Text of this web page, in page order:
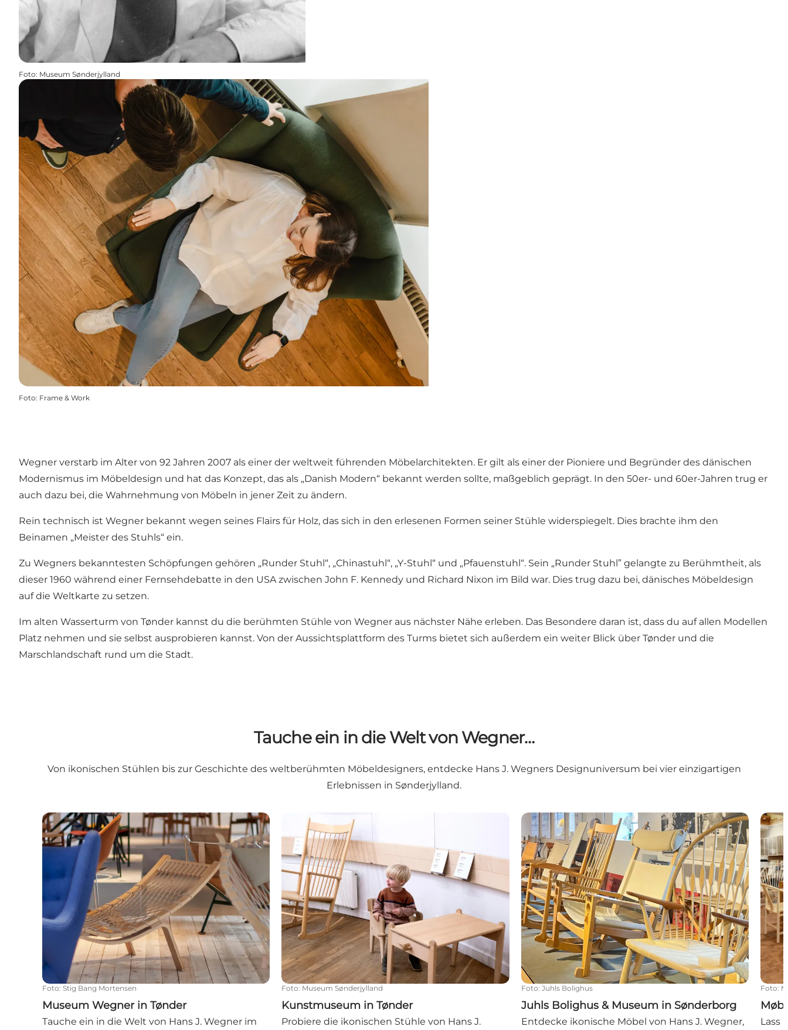
Foto: Museum Sønderjylland
Foto: Frame & Work
Wegner verstarb im Alter von 92 Jahren 2007 als einer der weltweit führenden Möbelarchitekten. Er gilt als einer der Pioniere und Begründer des dänischen
Modernismus im Möbeldesign und hat das Konzept, das als „Danish Modern“ bekannt werden sollte, maßgeblich geprägt. In den 50er- und 60er-Jahren trug er
auch dazu bei, die Wahrnehmung von Möbeln in jener Zeit zu ändern.
Rein technisch ist Wegner bekannt wegen seines Flairs für Holz, das sich in den erlesenen Formen seiner Stühle widerspiegelt. Dies brachte ihm den
Beinamen „Meister des Stuhls“ ein.
Zu Wegners bekanntesten Schöpfungen gehören „Runder Stuhl“, „Chinastuhl“, „Y-Stuhl“ und „Pfauenstuhl“. Sein „Runder Stuhl” gelangte zu Berühmtheit, als
dieser 1960 während einer Fernsehdebatte in den USA zwischen John F. Kennedy und Richard Nixon im Bild war. Dies trug dazu bei, dänisches Möbeldesign
auf die Weltkarte zu setzen.
Im alten Wasserturm von Tønder kannst du die berühmten Stühle von Wegner aus nächster Nähe erleben. Das Besondere daran ist, dass du auf allen Modellen
Platz nehmen und sie selbst ausprobieren kannst. Von der Aussichtsplattform des Turms bietet sich außerdem ein weiter Blick über Tønder und die
Marschlandschaft rund um die Stadt.
Tauche ein in die Welt von Wegner…
Von ikonischen Stühlen bis zur Geschichte des weltberühmten Möbeldesigners, entdecke Hans J. Wegners Designuniversum bei vier einzigartigen
Erlebnissen in Sønderjylland.
Museum Wegner in Tønder
Foto: Stig Bang Mortensen
Museum Wegner in Tønder
Tauche ein in die Welt von Hans J. Wegner im
Kunstmuseum in Tønder
Foto: Museum Sønderjylland
Kunstmuseum in Tønder
Probiere die ikonischen Stühle von Hans J.
Juhls Bolighus & Museum in Sønderborg
Foto: Juhls Bolighus
Juhls Bolighus & Museum in Sønderborg
Entdecke ikonische Möbel von Hans J. Wegner,
Foto:
Lass